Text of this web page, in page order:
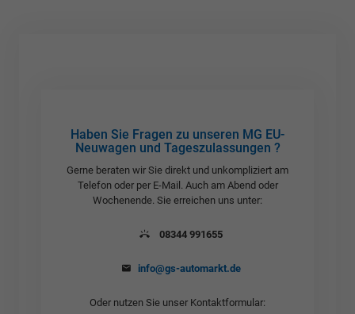
Haben Sie Fragen zu unseren MG EU-
Neuwagen und Tageszulassungen ?
Gerne beraten wir Sie direkt und unkompliziert am
Telefon oder per E-Mail. Auch am Abend oder
Wochenende. Sie erreichen uns unter:
08344 991655
info@gs-automarkt.de
Oder nutzen Sie unser Kontaktformular: